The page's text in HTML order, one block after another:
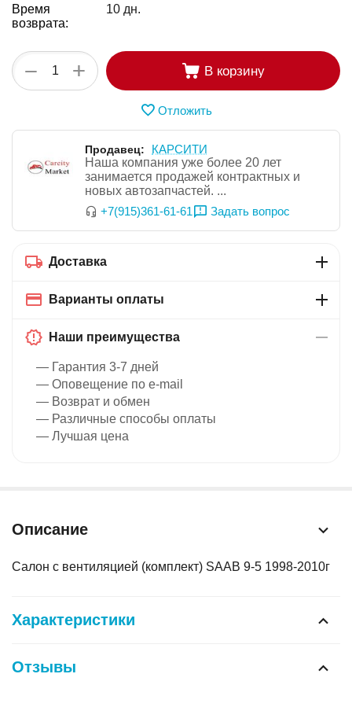
Время
возврата:
10 дн.
+
− В корзину
Отложить
Продавец:
КАРСИТИ
Наша компания уже более 20 лет
занимается продажей контрактных и
новых автозапчастей. ...
+7(915)361-61-61
Задать вопрос
Доставка
Варианты оплаты
Наши преимущества
— Гарантия 3-7 дней
— Оповещение по e-mail
— Возврат и обмен
— Различные способы оплаты
— Лучшая цена
Описание
Салон с вентиляцией (комплект) SAAB 9-5 1998-2010г
Характеристики
Отзывы